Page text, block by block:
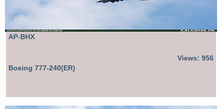
AP-BHX
Views: 956
Boeing 777-240(ER)